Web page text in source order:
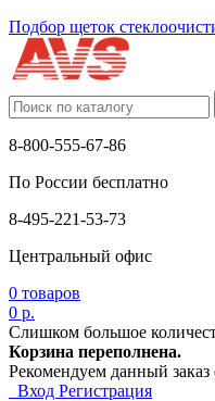
Подбор щеток
8-800-555-67-86
По России бесплатно
8-495-221-53-73
Центральный офис
0 товаров
0 р.
Слишком большое
Корзина переполнена.
Рекомендуем данный
Вход Регистрация